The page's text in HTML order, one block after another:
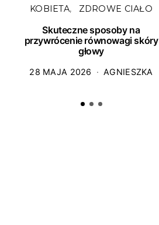
KOBIETA ZDROWE CIAŁO
Skuteczne sposoby na
przywrócenie równowagi skóry
głowy
28 MAJA 2026 AGNIESZKA